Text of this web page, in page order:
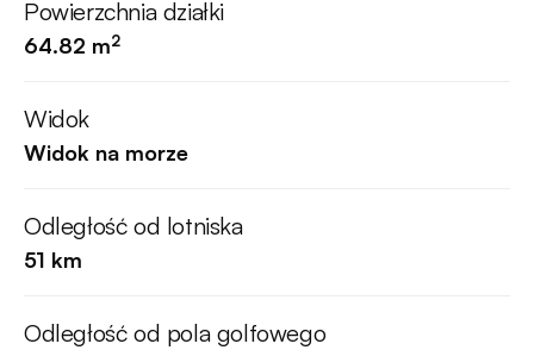
Powierzchnia działki
64.82 m2
Widok
Widok na morze
Odległość od lotniska
51 km
Odległość od pola golfowego